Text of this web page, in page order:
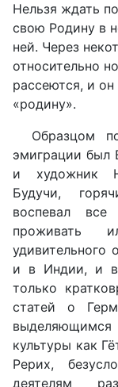
Нельзя ждать
свою Родину в
ней. Через
относительно
рассеются, и
«родину».
Образцом
эмиграции был
и художник
Будучи,
воспевал
проживать
и в Индии, и в
только
статей о
культуры как
Рерих,
деятелям